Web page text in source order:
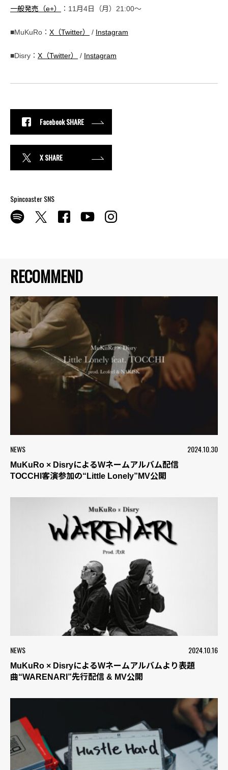
RECOMMEND
NEWS 2024.10.30
MuKuRo × DisryによるWネームアルバム配信
TOCCHI客演参加の“Little Lonely”MV公開
NEWS 2024.10.16
MuKuRo × DisryによるWネームアルバムより表題
曲“WARENARI”先行配信 & MV公開
一般発売（e+） ：11月4日（月）21:00〜
■MuKuRo： X（Twitter） / Instagram
■Disry： X（Twitter） / Instagram
Facebook SHARE
X SHARE
Spincoaster SNS